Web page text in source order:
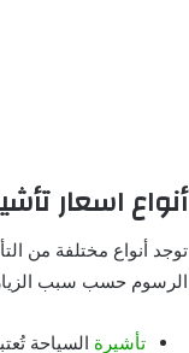
أنواع اسعار
توجد أنواع مختلفة من
الرسوم حسب سبب
تأشيرة السياحة تُعتبر